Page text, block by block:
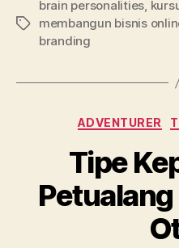
Tags
brain personalities
membangun bisnis
branding
ADVENTURER
Tipe